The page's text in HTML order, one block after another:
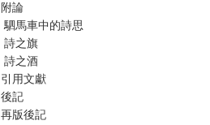
附論
駟馬車中的詩思
詩之旗
詩之酒
引用文獻
後記
再版後記